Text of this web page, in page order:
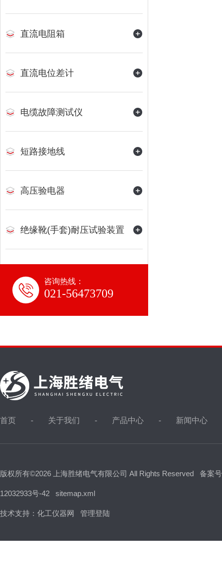
直流电阻箱
直流电位差计
电缆故障测试仪
短路接地线
高压验电器
绝缘靴(手套)耐压试验装置
咨询热线：
021-56473709
首页 关于我们 产品中心 新闻中心
版权所有©2026 上海胜绪电气有限公司 All Rights Reserved 备案
12032933号-42 sitemap.xml
技术支持： 化工仪器网 管理登陆